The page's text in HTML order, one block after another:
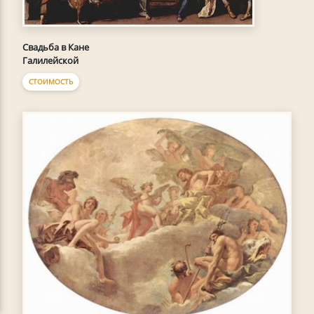
Свадьба в Кане
Галилейской
СТОИМОСТЬ